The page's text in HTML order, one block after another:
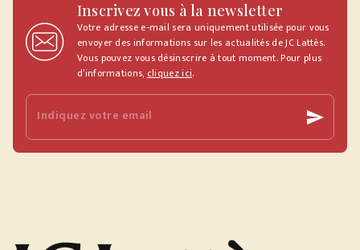
Inscrivez vous à la newsletter
Votre adresse e-mail sera uniquement utilisée pour vous
envoyer des informations sur les actualités de JC Lattès.
Vous pouvez vous désinscrire à tout moment. Pour plus
d’informations,cliquez ici.
Indiquez votre email send